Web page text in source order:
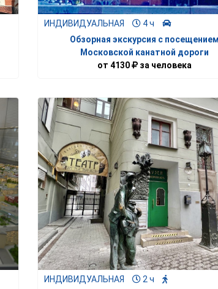
ИНДИВИДУАЛЬНАЯ
4 ч
Обзорная экскурсия с посещением
Московской канатной дороги
от 4130 за человека
ИНДИВИДУАЛЬНАЯ
2 ч